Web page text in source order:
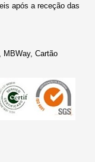
após a receção das
MBWay, Cartão